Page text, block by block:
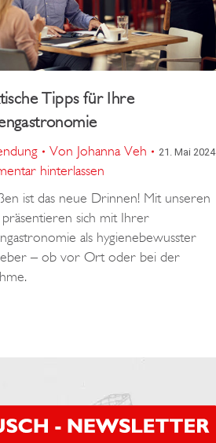
Tipps für Ihre
Von Johanna Veh 21. Mai 2024
hinterlassen
ist das neue Drinnen! Mit unseren
präsentieren sich mit Ihrer
als hygienebewusster
– ob vor Ort oder bei der